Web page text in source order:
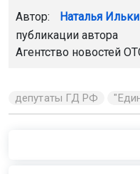
Автор: Наталья
публикации автора
Агентство новостей
депутаты ГД РФ